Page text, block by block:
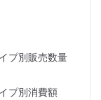
プ別販売数量
プ別消費額